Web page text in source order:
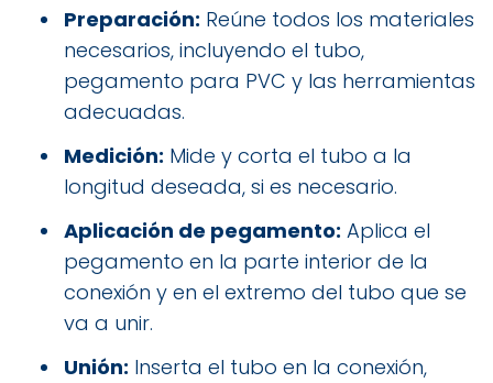
Preparación: Reúne todos los materiales
necesarios, incluyendo el tubo,
pegamento para PVC y las herramientas
adecuadas.
Medición: Mide y corta el tubo a la
longitud deseada, si es necesario.
Aplicación de pegamento: Aplica el
pegamento en la parte interior de la
conexión y en el extremo del tubo que se
va a unir.
Unión: Inserta el tubo en la conexión,